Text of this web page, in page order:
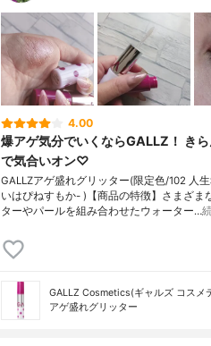
4.00
爆アゲ気分でいくならGALLZ！ きら
で気合いオン♡
GALLZアゲ盛れグリッター(限定色/102 人
いはぴねすもか- )【商品の特徴】さまざま
ターやパールを組み合わせたウォーター…
GALLZ Cosmetics(ギャルズ コスメ
アゲ盛れグリッター